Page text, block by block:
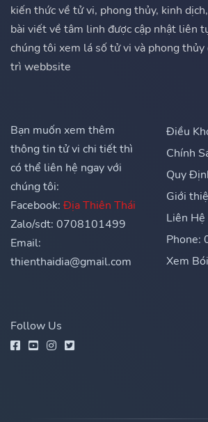
kiến thức về tử vi, phong thủy, kinh
bài viết về tâm linh được cập nhật liên
chúng tôi xem lá số tử vi và phong
trì webbsite
Bạn muốn xem thêm
thông tin tử vi chi tiết thì
có thể liên hệ ngay với
chúng tôi:
Facebook: Địa Thiên Thái
Zalo/sdt: 0708101499
Email:
thienthaidia@gmail.com
Điều
Chính
Quy
Giới
Liên Hệ
Phone:
Xem
Follow Us